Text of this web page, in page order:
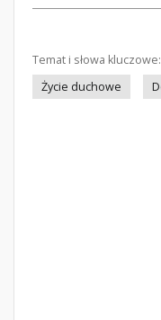
Temat i słowa kluczowe:
Życie duchowe